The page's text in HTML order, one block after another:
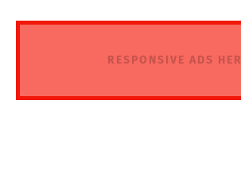
RESPONSIVE ADS